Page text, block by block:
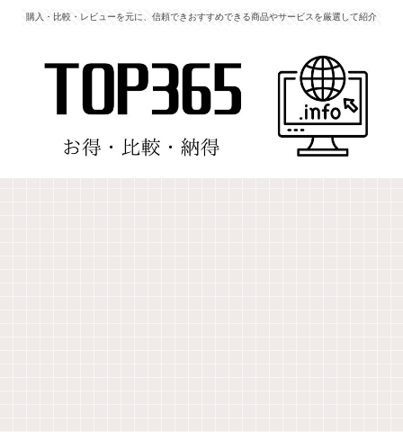
購入・比較・レビューを元に、信頼できおすすめできる商品やサービスを厳選して紹介